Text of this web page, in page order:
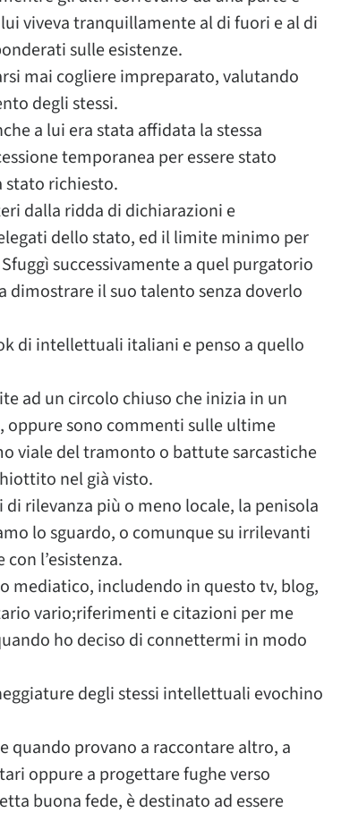
viveva tranquillamente al di fuori e al di
sulle esistenze.
mai cogliere impreparato, valutando
degli stessi.
a lui era stata affidata la stessa
temporanea per essere stato
stato richiesto.
dalla ridda di dichiarazioni e
dello stato, ed il limite minimo per
successivamente a quel purgatorio
dimostrare il suo talento senza doverlo
di intellettuali italiani e penso a quello
ad un circolo chiuso che inizia in un
oppure sono commenti sulle ultime
viale del tramonto o battute sarcastiche
nel già visto.
rilevanza più o meno locale, la penisola
lo sguardo, o comunque su irrilevanti
l’esistenza.
mediatico, includendo in questo tv, blog,
vario;riferimenti e citazioni per me
ho deciso di connettermi in modo
degli stessi intellettuali evochino
quando provano a raccontare altro, a
oppure a progettare fughe verso
buona fede, è destinato ad essere